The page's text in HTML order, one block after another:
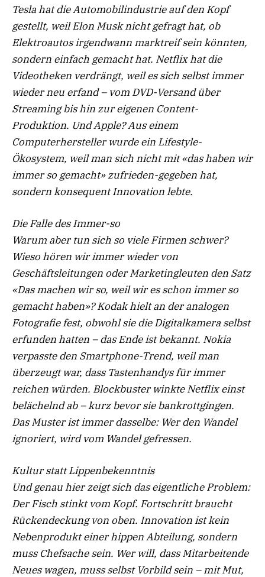
Tesla hat die Automobilindustrie auf den Kopf
gestellt, weil Elon Musk nicht gefragt hat, ob
Elektroautos irgendwann marktreif sein könnten,
sondern einfach gemacht hat. Netflix hat die
Videotheken verdrängt, weil es sich selbst immer
wieder neu erfand – vom DVD-Versand über
Streaming bis hin zur eigenen Content-
Produktion. Und Apple? Aus einem
Computerherstellerwurde ein Lifestyle-
Ökosystem, weil man sich nicht mit «das haben wir
immer so gemacht» zufrieden-gegeben hat,
sondern konsequent Innovation lebte.
Die Falle des Immer-so
Warum aber tun sich so viele Firmen schwer?
Wieso hören wir immer wieder von
Geschäftsleitungen oder Marketingleuten den Satz
«Das machen wir so, weil wir es schon immer so
gemacht haben»? Kodak hielt an der analogen
Fotografie fest, obwohl sie die Digitalkamera selbst
erfunden hatten – das Ende ist bekannt. Nokia
verpasste den Smartphone-Trend, weil man
überzeugt war, dass Tastenhandys für immer
reichen würden. Blockbuster winkte Netflix einst
belächelnd ab – kurz bevor siebankrottgingen.
Das Muster ist immer dasselbe: Wer den Wandel
ignoriert, wird vom Wandel gefressen.
Kultur statt Lippenbekenntnis
Und genau hier zeigt sich das eigentliche Problem:
Der Fisch stinkt vom Kopf. Fortschritt braucht
Rückendeckung von oben. Innovation ist kein
Nebenprodukt einer hippen Abteilung, sondern
muss Chefsache sein. Wer will, dass Mitarbeitende
Neues wagen, muss selbst Vorbild sein – mit Mut,